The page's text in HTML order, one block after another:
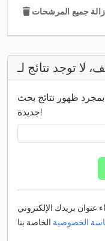
جميع المرشحات
ظهور نتائج بحث
جديدة!
بريدك الإلكتروني
الخصوصية